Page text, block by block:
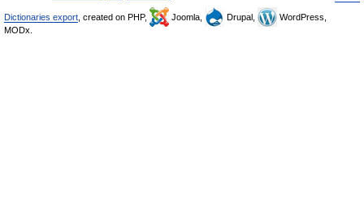
Dictionaries export , created on PHP, Joomla, Drupal,
WordPress,
MODx.